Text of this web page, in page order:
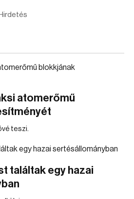
Hirdetés
atomerőmű
teszi.
találtak egy hazai